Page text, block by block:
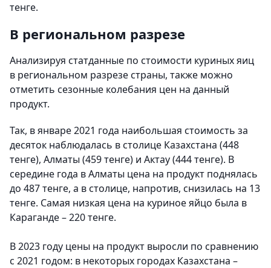
тенге.
В региональном разрезе
Анализируя статданные по стоимости куриных яиц
в региональном разрезе страны, также можно
отметить сезонные колебания цен на данный
продукт.
Так, в январе 2021 года наибольшая стоимость за
десяток наблюдалась в столице Казахстана (448
тенге), Алматы (459 тенге) и Актау (444 тенге). В
середине года в Алматы цена на продукт поднялась
до 487 тенге, а в столице, напротив, снизилась на 13
тенге. Самая низкая цена на куриное яйцо была в
Караганде – 220 тенге.
В 2023 году цены на продукт выросли по сравнению
с 2021 годом: в некоторых городах Казахстана –